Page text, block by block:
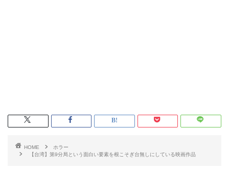
HOME
ホラー
【台湾】第9分局という面白い要素を根こそぎ台無しにしている映画作品